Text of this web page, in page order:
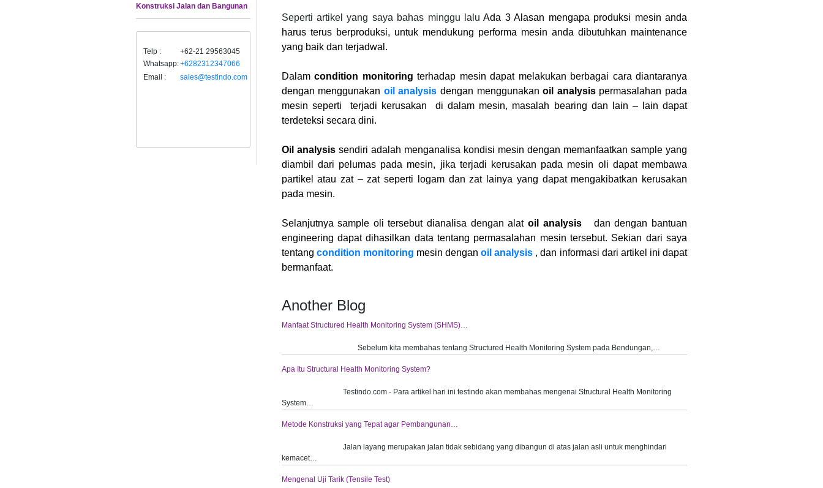
Konstruksi Jalan dan Bangunan
Telp :
+62-21 29563045
Whatsapp:+6282312347066
Email :
sales@testindo.com
Seperti artikel yang saya bahas minggu laluAda 3 Alasan mengapa produksi mesin anda
harus terus berproduksi, untuk mendukung performa mesin anda dibutuhkan maintenance
yang baik dan terjadwal.
Dalam condition monitoring terhadap mesin dapat melakukan berbagai cara diantaranya
dengan menggunakan oil analysis dengan menggunakanoil analysis permasalahan pada
mesin seperti
terjadi kerusakan
di dalam mesin, masalah bearing dan lain – lain dapat
terdeteksi secara dini.
Oil analysis sendiri adalah menganalisa kondisi mesin dengan memanfaatkan sample yang
diambil dari pelumas pada mesin, jika terjadi kerusakan pada mesin oli dapat membawa
partikel atau zat – zat seperti logam dan zat lainya yang dapat mengakibatkan kerusakan
pada mesin.
Selanjutnya sample oli tersebut dianalisa dengan alatoil analysis
dan dengan bantuan
engineering dapat dihasilkan data tentang permasalahan mesin tersebut. Sekian dari saya
tentang condition monitoring mesin dengan oil analysis , dan informasi dari artikel ini dapat
bermanfaat.
Another Blog
Manfaat Structured Health Monitoring System (SHMS)…
Sebelum kita membahas tentang Structured Health Monitoring System pada Bendungan,…
Apa Itu Structural Health Monitoring System?
Testindo.com - Para artikel hari ini testindo akan membahas mengenai Structural Health Monitoring
System…
Metode Konstruksi yang Tepat agar Pembangunan…
Jalan layang merupakan jalan tidak sebidang yang dibangun di atas jalan asli untuk menghindari
kemacet…
Mengenal Uji Tarik (Tensile Test)